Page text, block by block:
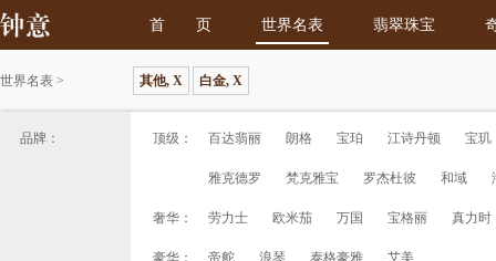
首 页 世界名表 翡翠珠宝
世界名表 > 其他, X 白金, X
品牌： 顶级： 百达翡丽 朗格 宝珀 江诗丹顿 宝玑
雅克德罗 梵克雅宝 罗杰杜彼 和域
奢华： 劳力士 欧米茄 万国 宝格丽 真力时
豪华： 帝舵 浪琴 泰格豪雅 艾美